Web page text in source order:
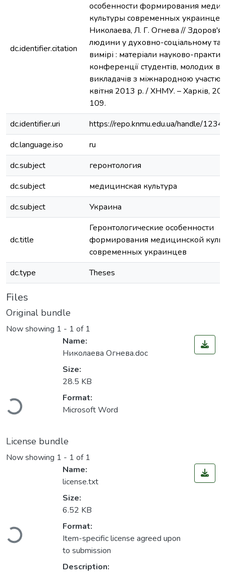
dc.identifier.citation
особенности формирования
культуры современных
Николаева, Л. Г. Огнева // Здоров'я
людини у духовно-соціальному та
вимірі : матеріали науково-
конференції студентів, молодих
викладачів з міжнародною участю,
квітня 2013 р. / ХНМУ. – Харків,
109.
dc.identifier.uri
https://repo.knmu.edu.ua/handle/
dc.language.iso
ru
dc.subject
геронтология
dc.subject
медицинская культура
dc.subject
Украина
dc.title
Геронтологические особенности
формирования медицинской
современных украинцев
dc.type
Theses
Files
Original bundle
Now showing 1 - 1 of 1
Loading...
Name:
Николаева Огнева.doc
Size:
28.5 KB
Format:
Microsoft Word
License bundle
Now showing 1 - 1 of 1
Loading...
Name:
license.txt
Size:
6.52 KB
Format:
Item-specific license agreed upon
to submission
Description: